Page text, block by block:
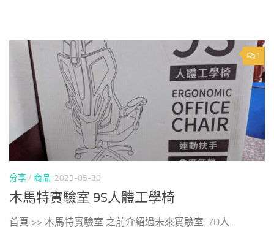
1
分享/ 商品 2023-05-30
木馬特實驗室 9S人體工學椅
首頁 >> 木馬特實驗室 之前介紹過未來實驗室: 7D人...